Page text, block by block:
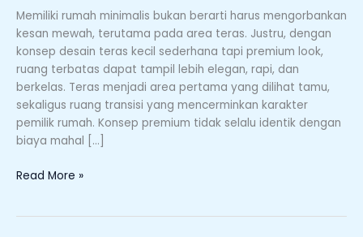
Memiliki rumah minimalis bukan berarti harus mengorbankan
kesan mewah, terutama pada area teras. Justru, dengan
konsep desain teras kecil sederhana tapi premium look,
ruang terbatas dapat tampil lebih elegan, rapi, dan
berkelas. Teras menjadi area pertama yang dilihat tamu,
sekaligus ruang transisi yang mencerminkan karakter
pemilik rumah. Konsep premium tidak selalu identik dengan
biaya mahal […]
tapi
Premium
Look,
Hunian
Minimalis
Terasa
Lebih
Mewah
Read More »